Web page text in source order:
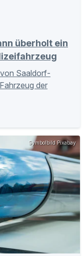
überholt ein
Saaldorf-
der
Symbolbild Pixabay